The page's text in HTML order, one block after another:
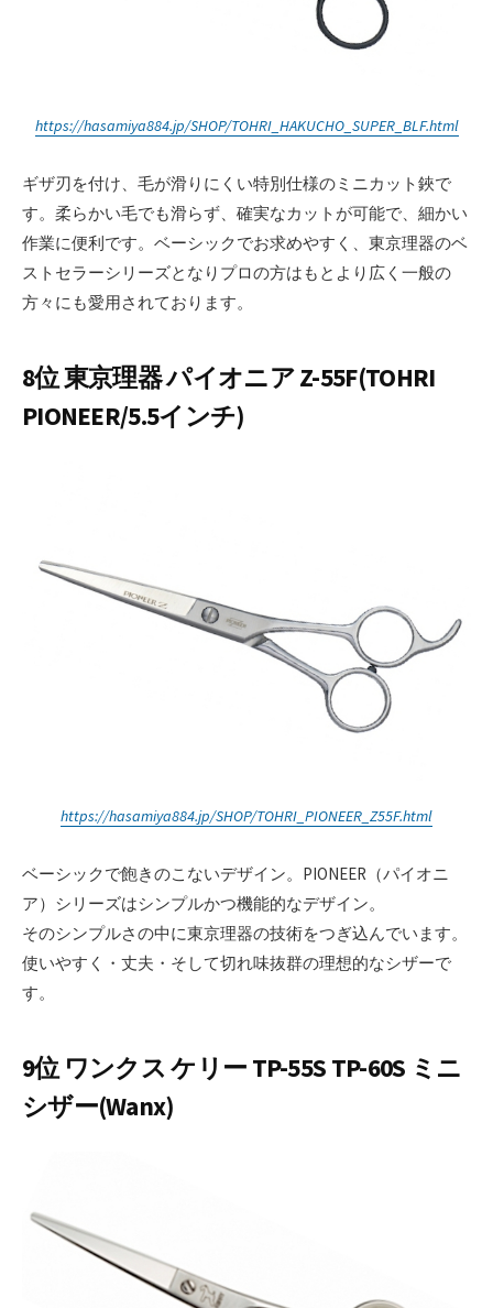
https://hasamiya884.jp/SHOP/TOHRI_HAKUCHO_SUPER_BLF.html
ギザ刃を付け、毛が滑りにくい特別仕様のミニカット鋏で
す。柔らかい毛でも滑らず、確実なカットが可能で、細かい
作業に便利です。ベーシックでお求めやすく、東京理器のベ
ストセラーシリーズとなりプロの方はもとより広く一般の
方々にも愛用されております。
8位 東京理器 パイオニア Z-55F(TOHRI
PIONEER/5.5インチ)
https://hasamiya884.jp/SHOP/TOHRI_PIONEER_Z55F.html
ベーシックで飽きのこないデザイン。PIONEER（パイオニ
ア）シリーズはシンプルかつ機能的なデザイン。
そのシンプルさの中に東京理器の技術をつぎ込んでいます。
使いやすく・丈夫・そして切れ味抜群の理想的なシザーで
す。
9位 ワンクス ケリー TP-55S TP-60S ミニ
シザー(Wanx)